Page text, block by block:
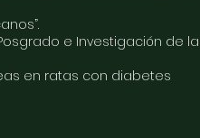
e Investigación de la
en ratas con diabetes